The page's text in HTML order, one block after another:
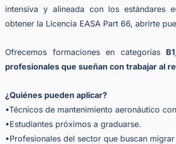
intensiva y alineada con los estándares
obtener la Licencia EASA Part 66, abrirte
Ofrecemos formaciones en categorías
profesionales que sueñan con trabajar al
¿Quiénes pueden aplicar?
•Técnicos de mantenimiento aeronáutico
•Estudiantes próximos a graduarse.
•Profesionales del sector que buscan